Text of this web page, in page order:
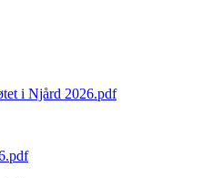
i Njård 2026.pdf